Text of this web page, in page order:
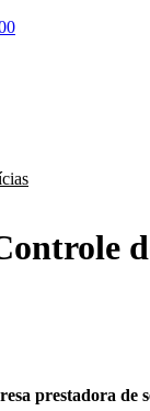
prestadora de